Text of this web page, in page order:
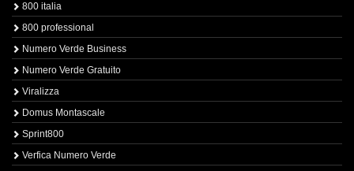
800 italia
800 professional
Numero Verde Business
Numero Verde Gratuito
Viralizza
Domus Montascale
Sprint800
Verfica Numero Verde